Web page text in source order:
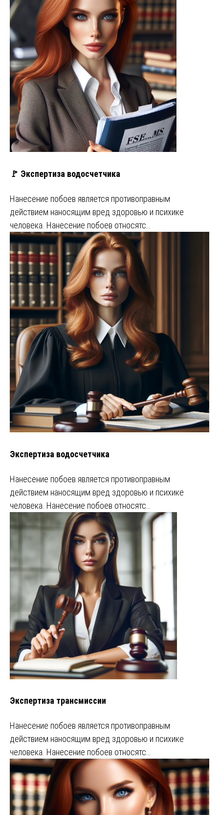
🚩 Экспертиза водосчетчика
Нанесение побоев является противоправным
действием наносящим вред здоровью и психике
человека. Нанесение побоев относятс…
Экспертиза водосчетчика
Нанесение побоев является противоправным
действием наносящим вред здоровью и психике
человека. Нанесение побоев относятс…
Экспертиза трансмиссии
Нанесение побоев является противоправным
действием наносящим вред здоровью и психике
человека. Нанесение побоев относятс…